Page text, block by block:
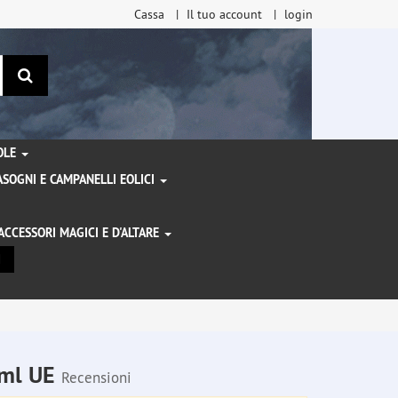
Cassa Il tuo account login
ricerca
E CAMPANELLI EOLICI
MAGICI E D'ALTARE
UE Recensioni